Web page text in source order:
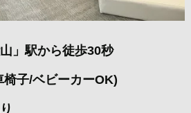
」駅から徒歩30秒
子/ベビーカーOK)